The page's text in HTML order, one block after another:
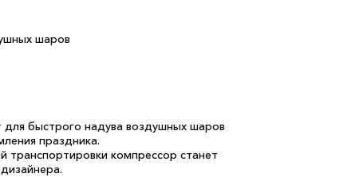
шаров
быстрого надува воздушных шаров
праздника.
транспортировки компрессор станет